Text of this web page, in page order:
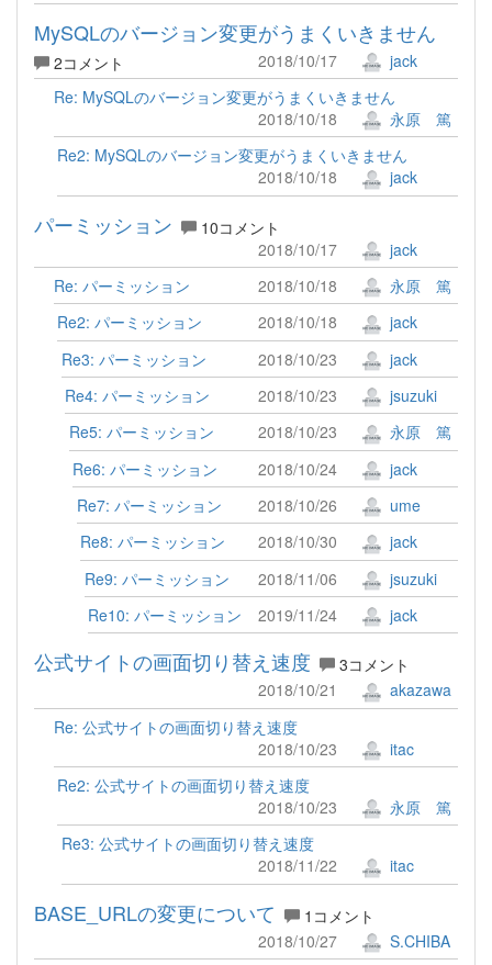
MySQLのバージョン変更がうまくいきません
2コメント 2018/10/17
jack
Re: MySQLのバージョン変更がうまくいきません
2018/10/18
永原 篤
Re2: MySQLのバージョン変更がうまくいきません
2018/10/18
jack
パーミッション
10コメント
2018/10/17
jack
Re: パーミッション
2018/10/18
永原 篤
Re2: パーミッション
2018/10/18
jack
Re3: パーミッション
2018/10/23
jack
Re4: パーミッション
2018/10/23
jsuzuki
Re5: パーミッション
2018/10/23
永原 篤
Re6: パーミッション
2018/10/24
jack
Re7: パーミッション
2018/10/26
ume
Re8: パーミッション
2018/10/30
jack
Re9: パーミッション
2018/11/06
jsuzuki
Re10: パーミッション
2019/11/24 jack
公式サイトの画面切り替え速度
3コメント
2018/10/21
akazawa
Re: 公式サイトの画面切り替え速度
2018/10/23
itac
Re2: 公式サイトの画面切り替え速度
2018/10/23
永原 篤
Re3: 公式サイトの画面切り替え速度
2018/11/22
itac
BASE_URLの変更について
1コメント
2018/10/27
S.CHIBA